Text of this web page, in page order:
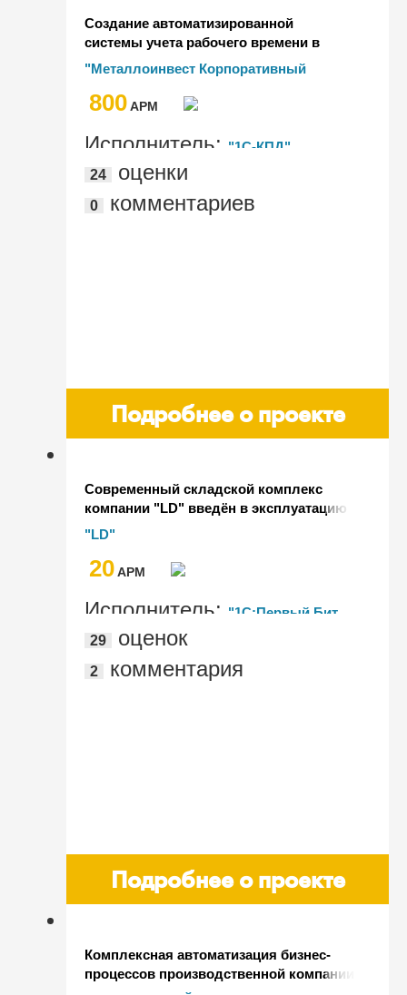
Создание автоматизированной
системы учета рабочего времени в
обществе с ограниченной
ответственностью "Металлоинвест
Корпоративный Сервис" на базе
"Металлоинвест Корпоративный
800AРМ
Исполнитель: "1С-КПД"
24
оценки
0 комментариев
Подробнее о проекте
Современный складской комплекс
компании "LD" введён в эксплуатацию
благодаря цифровым технологиям и
"LD"
20AРМ
Исполнитель: "1С:Первый Бит,
Челябинск"
29 оценок
2 комментария
Подробнее о проекте
Комплексная автоматизация бизнес-
процессов производственной компании